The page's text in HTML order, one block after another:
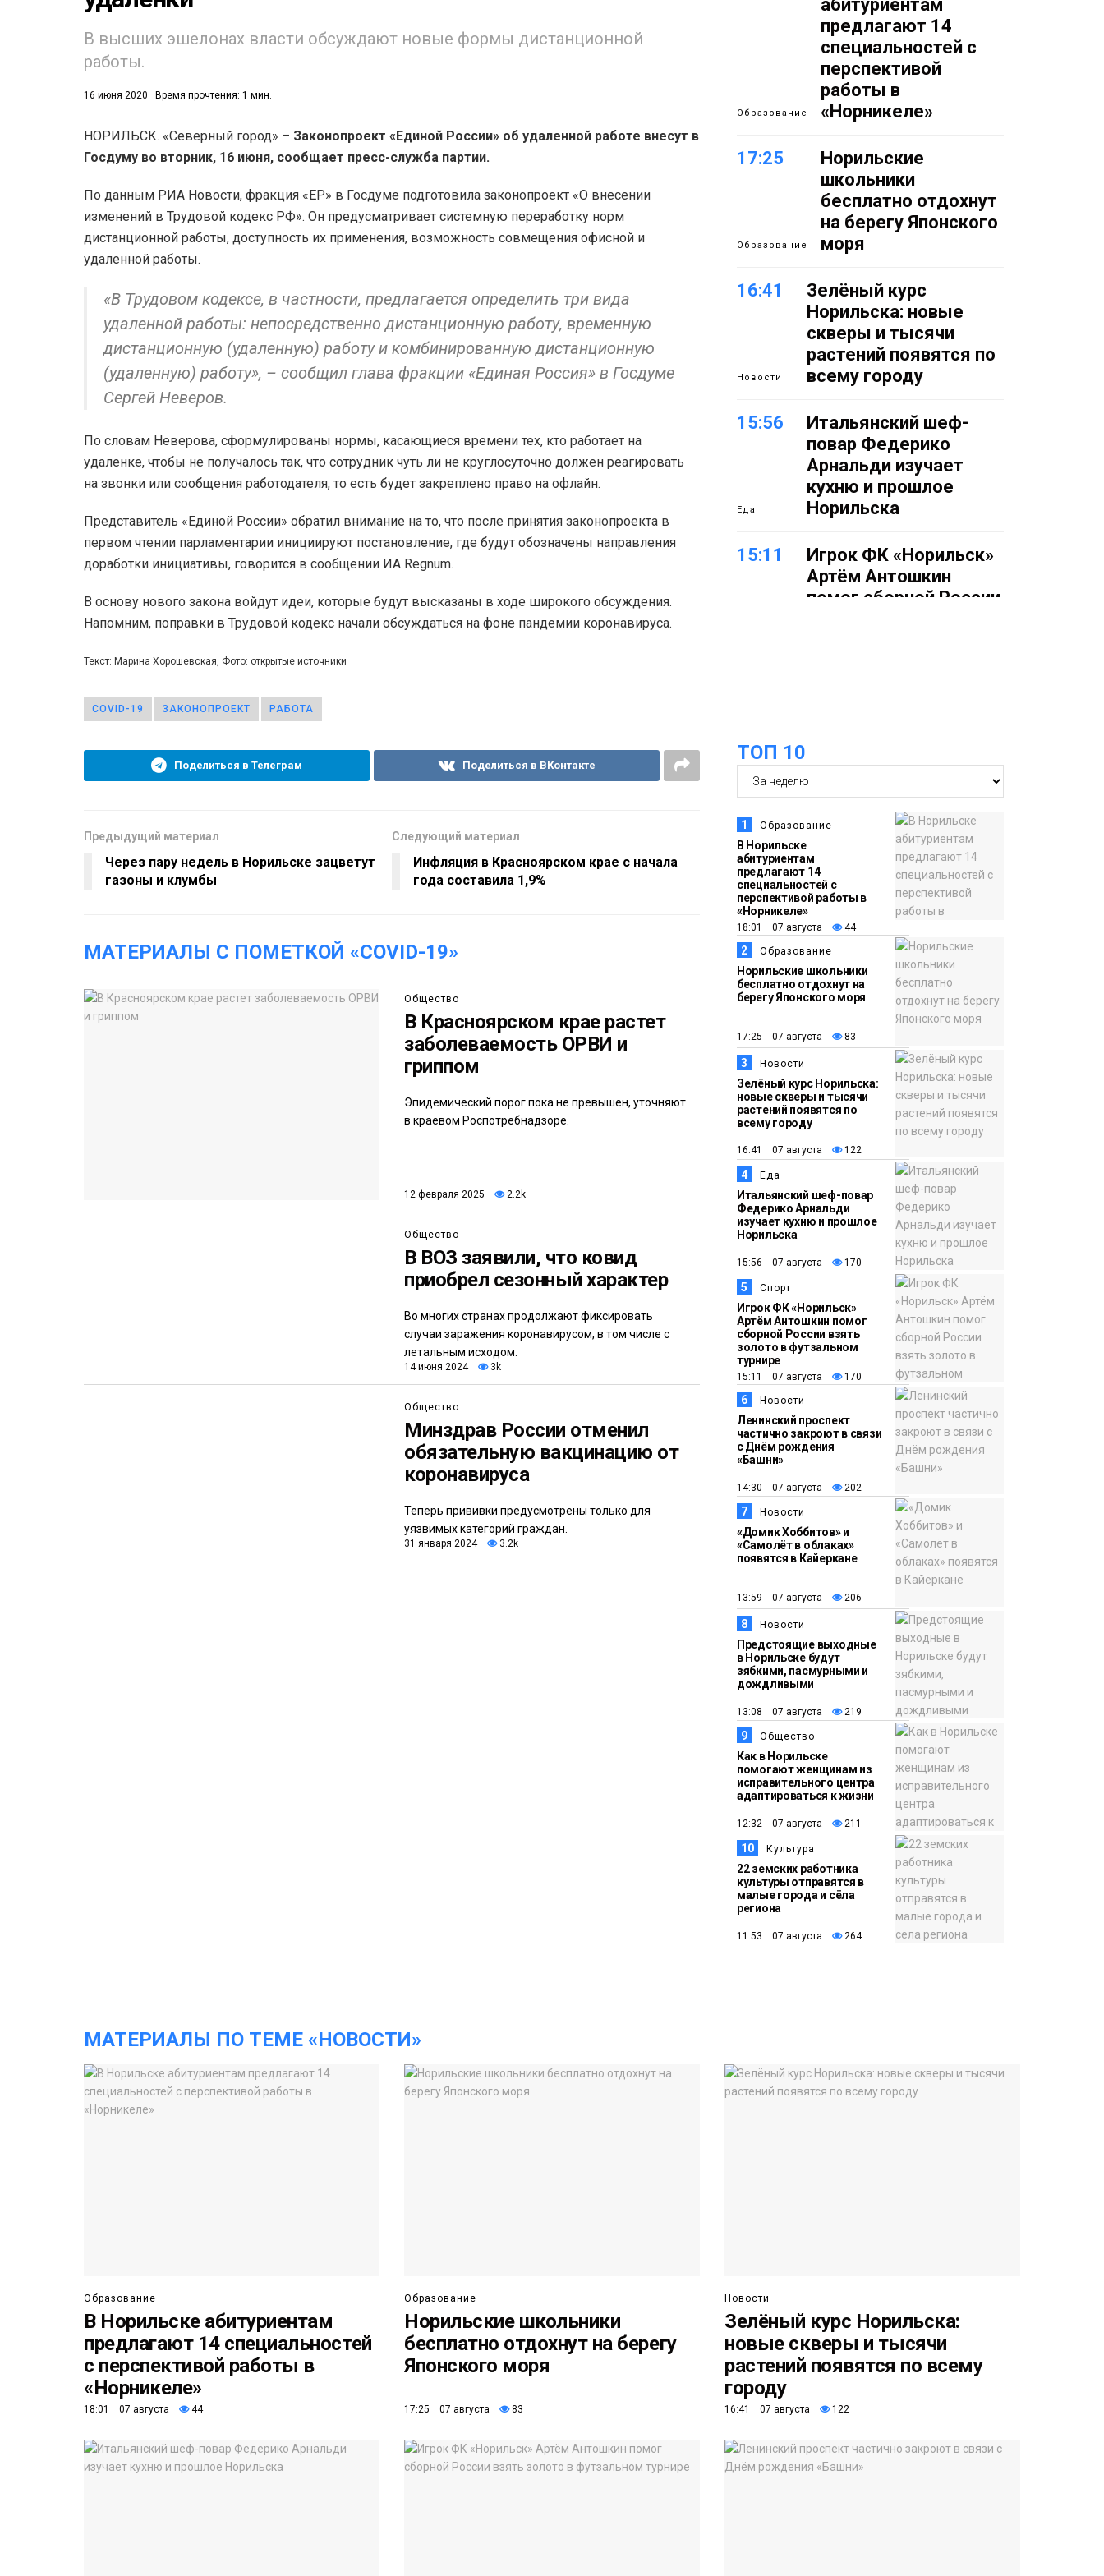
В высших эшелонах власти обсуждают новые формы дистанционной
работы.
16 июня 2020 Время прочтения: 1 мин.
НОРИЛЬСК. «Северный город» – Законопроект «Единой России» об удаленной работе внесут в
Госдуму во вторник, 16 июня, сообщает пресс-служба партии.
По данным РИА Новости, фракция «ЕР» в Госдуме подготовила законопроект «О внесении
изменений в Трудовой кодекс РФ». Он предусматривает системную переработку норм
дистанционной работы, доступность их применения, возможность совмещения офисной и
удаленной работы.
«В Трудовом кодексе, в частности, предлагается определить три вида
удаленной работы: непосредственно дистанционную работу, временную
дистанционную (удаленную) работу и комбинированную дистанционную
(удаленную) работу», – сообщил глава фракции «Единая Россия» в Госдуме
Сергей Неверов.
По словам Неверова, сформулированы нормы, касающиеся времени тех, кто работает на
удаленке, чтобы не получалось так, что сотрудник чуть ли не круглосуточно должен реагировать
на звонки или сообщения работодателя, то есть будет закреплено право на офлайн.
Представитель «Единой России» обратил внимание на то, что после принятия законопроекта в
первом чтении парламентарии инициируют постановление, где будут обозначены направления
доработки инициативы, говорится в сообщении ИА Regnum.
В основу нового закона войдут идеи, которые будут высказаны в ходе широкого обсуждения.
Напомним, поправки в Трудовой кодекс начали обсуждаться на фоне пандемии коронавируса.
Текст: Марина Хорошевская, Фото: открытые источники
COVID-19 ЗАКОНОПРОЕКТ РАБОТА
Поделиться в Телеграм Поделиться в ВКонтакте
Предыдущий материал
Через пару недель в Норильске зацветут
газоны и клумбы
Следующий материал
Инфляция в Красноярском крае с начала
года составила 1,9%
МАТЕРИАЛЫ С ПОМЕТКОЙ «COVID-19»
Общество
В Красноярском крае растет
заболеваемость ОРВИ и
гриппом
Эпидемический порог пока не превышен, уточняют
в краевом Роспотребнадзоре.
12 февраля 2025 2.2k
Общество
В ВОЗ заявили, что ковид
приобрел сезонный характер
Во многих странах продолжают фиксировать
случаи заражения коронавирусом, в том числе с
летальным исходом.
14 июня 2024 3k
Общество
Минздрав России отменил
обязательную вакцинацию от
коронавируса
Теперь прививки предусмотрены только для
уязвимых категорий граждан.
31 января 2024 3.2k
Образование
абитуриентам
предлагают 14
специальностей с
перспективой
работы в
«Норникеле»
17:25
Образование
Норильские
школьники
бесплатно отдохнут
на берегу Японского
моря
16:41
Новости
Зелёный курс
Норильска: новые
скверы и тысячи
растений появятся по
всему городу
15:56
Еда
Итальянский шеф-
повар Федерико
Арнальди изучает
кухню и прошлое
Норильска
15:11
Игрок ФК «Норильск»
Артём Антошкин
помог сборной России
Новости
13:59
Новости
«Домик Хоббитов» и
«Самолёт в облаках»
появятся в Кайеркане
13:08
Новости
Предстоящие
выходные в
Норильске будут
зябкими, пасмурными
и дождливыми
Общество
Как в Норильске
помогают женщинам
из исправительного
центра
адаптироваться к
жизни
11:53
Культура
22 земских работника
культуры отправятся
в малые города и сёла
ТОП 10
1 Образование
В Норильске
абитуриентам
предлагают 14
специальностей с
перспективой работы в
«Норникеле»
18:01 07 августа 44
2 Образование
Норильские школьники
бесплатно отдохнут на
берегу Японского моря
17:25 07 августа 83
3 Новости
Зелёный курс Норильска:
новые скверы и тысячи
растений появятся по
всему городу
16:41 07 августа 122
4 Еда
Итальянский шеф-повар
Федерико Арнальди
изучает кухню и прошлое
Норильска
15:56 07 августа 170
5 Спорт
Игрок ФК «Норильск»
Артём Антошкин помог
сборной России взять
золото в футзальном
турнире
15:11 07 августа 170
6 Новости
Ленинский проспект
частично закроют в связи
с Днём рождения
«Башни»
14:30 07 августа 202
7 Новости
«Домик Хоббитов» и
«Самолёт в облаках»
появятся в Кайеркане
13:59 07 августа 206
8 Новости
Предстоящие выходные
в Норильске будут
зябкими, пасмурными и
дождливыми
13:08 07 августа 219
9 Общество
Как в Норильске
помогают женщинам из
исправительного центра
адаптироваться к жизни
12:32 07 августа 211
10 Культура
22 земских работника
культуры отправятся в
малые города и сёла
региона
11:53 07 августа 264
МАТЕРИАЛЫ ПО ТЕМЕ «НОВОСТИ»
Образование
В Норильске абитуриентам
предлагают 14 специальностей
с перспективой работы в
«Норникеле»
18:01 07 августа 44
Образование
Норильские школьники
бесплатно отдохнут на берегу
Японского моря
17:25 07 августа 83
Новости
Зелёный курс Норильска:
новые скверы и тысячи
растений появятся по всему
городу
16:41 07 августа 122